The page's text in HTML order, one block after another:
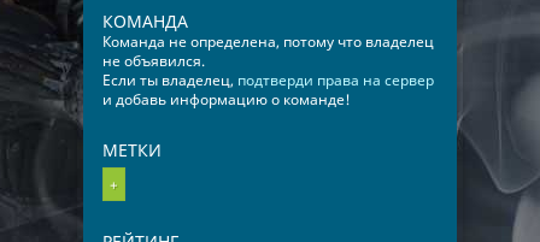
КОМАНДА
Команда не определена, потому что владелец
не объявился.
Если ты владелец, подтверди права на сервер
и добавь информацию о команде!
МЕТКИ
+